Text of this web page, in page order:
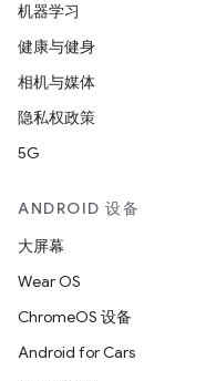
机器学习
健康与健身
相机与媒体
隐私权政策
5G
ANDROID 设备
大屏幕
Wear OS
ChromeOS 设备
Android for Cars